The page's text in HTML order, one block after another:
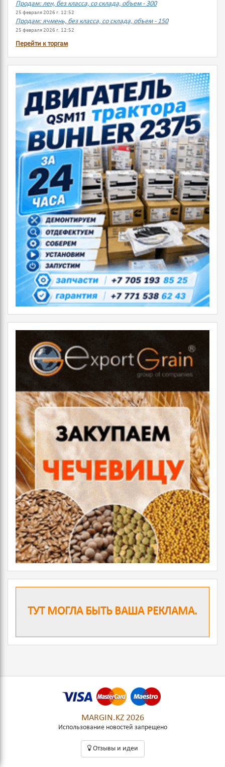
Продам: лен, без класса, со склада, объем - 300
25 февраля 2026 г. 12:52
Продам: ячмень, без класса, со склада, объем - 150
25 февраля 2026 г. 12:52
Перейти к торгам
ТУТ МОГЛА БЫТЬ ВАША РЕКЛАМА.
MARGIN.KZ 2026
Использование новостей запрещено
Oтзывы и идеи